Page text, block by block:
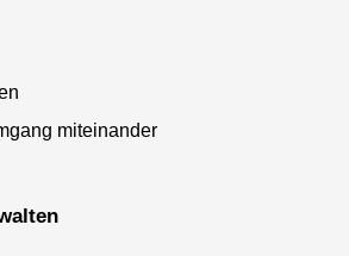
miteinander